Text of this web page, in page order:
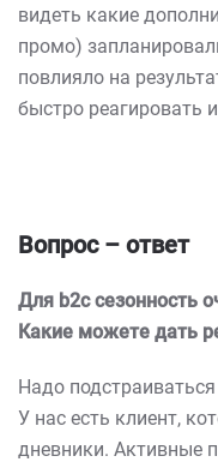
видеть какие
промо)
повлияло на
быстро реагировать
Вопрос – ответ
Для b2c сезонность
Какие можете дать
Надо
У нас есть клиент,
дневники. Активные